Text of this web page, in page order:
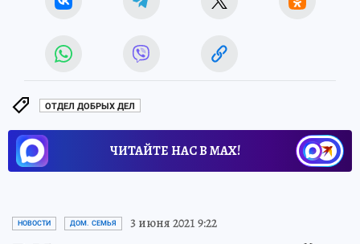
ОТДЕЛ ДОБРЫХ ДЕЛ
ЧИТАЙТЕ НАС В МАХ!
НОВОСТИ ДОМ. СЕМЬЯ 3 июня 2021 9:22